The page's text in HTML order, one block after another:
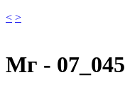
< >
Мг - 07_045